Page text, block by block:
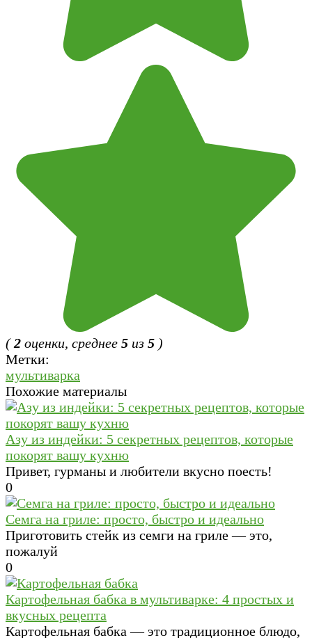
(2 оценки, среднее 5 из 5 )
Метки:
мультиварка
Похожие материалы
Азу из индейки: 5 секретных рецептов, которые
покорят вашу кухню
Привет, гурманы и любители вкусно поесть!
0
Семга на гриле: просто, быстро и идеально
Приготовить стейк из семги на гриле — это,
пожалуй
0
Картофельная бабка в мультиварке: 4 простых и
вкусных рецепта
Картофельная бабка — это традиционное блюдо,